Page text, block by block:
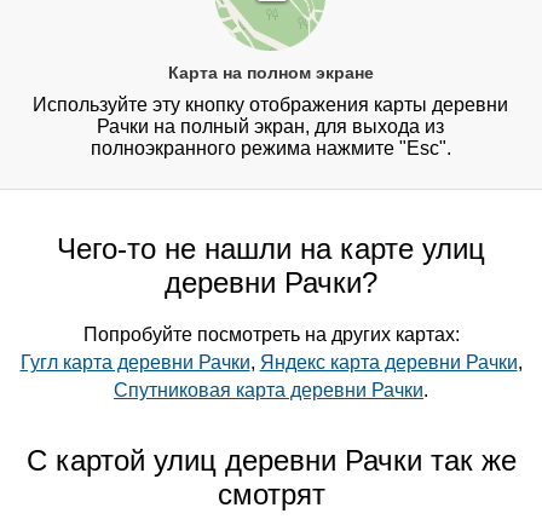
Карта на полном экране
Используйте эту кнопку отображения карты деревни
Рачки на полный экран, для выхода из
полноэкранного режима нажмите "Esc".
Чего-то не нашли на карте улиц
деревни Рачки?
Попробуйте посмотреть на других картах:
Гугл карта деревни Рачки, Яндекс карта деревни Рачки,
Спутниковая карта деревни Рачки.
С картой улиц деревни Рачки так же
смотрят